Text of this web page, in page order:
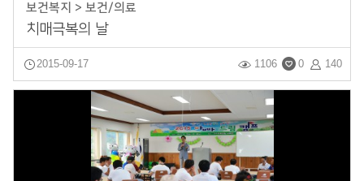
보건복지 > 보건/의료
치매극복의 날
2015-09-17 140
0
1106